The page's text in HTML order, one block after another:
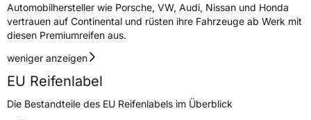
HerstellerkontaktContinental Reifen Deutschland GmbH
Continental-Plaza 1 30173 Hannover
Deutschland,
Automobilhersteller wie Porsche, VW, Audi, Nissan und Honda
vertrauen auf Continental und rüsten ihre Fahrzeuge ab Werk mit
diesen Premiumreifen aus.
weniger anzeigen
EU Reifenlabel
Die Bestandteile des EU Reifenlabels im Überblick